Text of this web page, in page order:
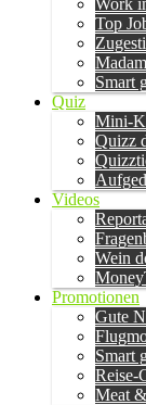
Work
Top
Smart
Quiz
Mini-
Quizz
Videos
Wein
Promotionen
Gute
Smart
Reise-
Meat